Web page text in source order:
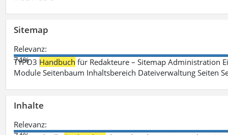
Sitemap
Relevanz:
74%
TYPO3 Handbuch für Redakteure – Sitemap Administration
Module Seitenbaum Inhaltsbereich Dateiverwaltung Seiten
Inhalte
Relevanz: